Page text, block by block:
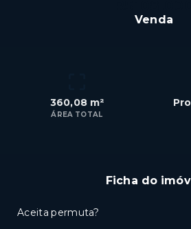
Venda
360,08 m²
ÁREA TOTAL
Ficha do
Aceita permuta?